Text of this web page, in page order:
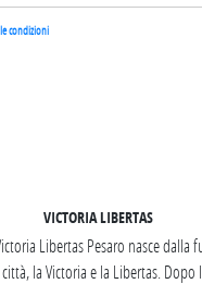
condizioni
VICTORIA LIBERTAS
Libertas Pesaro nasce dalla
la Victoria e la Libertas. Dopo